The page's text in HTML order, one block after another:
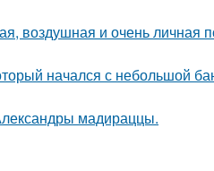
воздушная и очень личная
начался с небольшой
мадираццы.